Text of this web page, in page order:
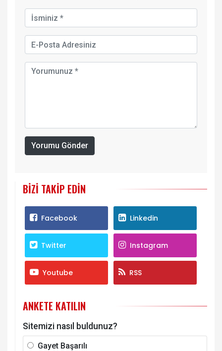
Yorumu Gönder
BIZI TAKIP EDIN
Facebook Linkedin
Twitter Instagram
Youtube RSS
ANKETE KATILIN
Sitemizi nasıl buldunuz?
Gayet Başarılı